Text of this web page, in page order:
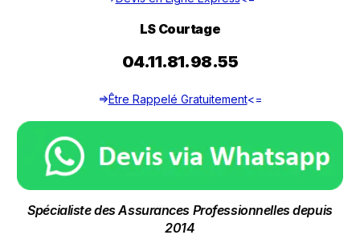
LS Courtage
04.11.81.98.55
=>Être Rappelé Gratuitement<=
Spécialiste des Assurances Professionnelles depuis
2014